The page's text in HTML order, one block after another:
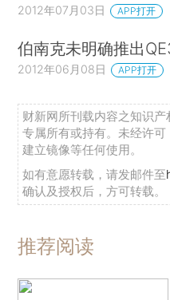
2012年07月03日 APP打开
伯南克未明确推出
2012年06月08日 APP打开
财新网所刊载内容之知识
专属所有或持有。未经许
建立镜像等任何使用。
如有意愿转载，请发邮件至
确认及授权后，方可转载。
推荐阅读